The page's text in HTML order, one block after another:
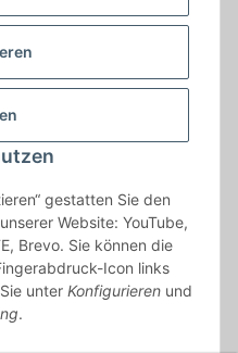
gestatten Sie den
Website: YouTube,
Brevo. Sie können die
Icon links
unter Konfigurieren und
.
und innerhalb
Angaben zur
werden nicht garantiert. Der
Alle angegebenen Preise
zzgl.Versand| Das Angebot
sich aussließlich auf den